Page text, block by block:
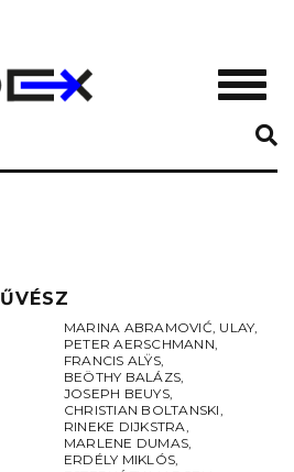
MARINA ABRAMOVIĆ, ULAY,
PETER AERSCHMANN,
FRANCIS ALŸS,
BEÖTHY BALÁZS,
JOSEPH BEUYS,
CHRISTIAN BOLTANSKI,
RINEKE DIJKSTRA,
MARLENE DUMAS,
ERDÉLY MIKLÓS,